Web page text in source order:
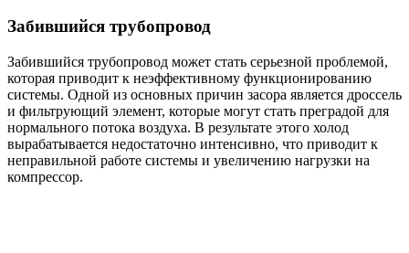
Забившийся трубопровод
Забившийся трубопровод может стать серьезной проблемой,
которая приводит к неэффективному функционированию
системы. Одной из основных причин засора является дроссель
и фильтрующий элемент, которые могут стать преградой для
нормального потока воздуха. В результате этого холод
вырабатывается недостаточно интенсивно, что приводит к
неправильной работе системы и увеличению нагрузки на
компрессор.